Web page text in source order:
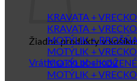
Žiadne produkty v
Vrátiť sa do obchodu
KRAVATA +
KRAVATA +
MOTÝLIK +
MOTÝLIK +
MOTÝLIK +
MOTÝLIK +